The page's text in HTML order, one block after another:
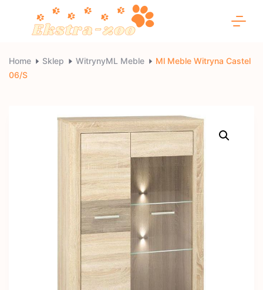
Ekstra-
zoo
Home Sklep WitrynyML Meble
Ml Meble Witryna Castel
06/S